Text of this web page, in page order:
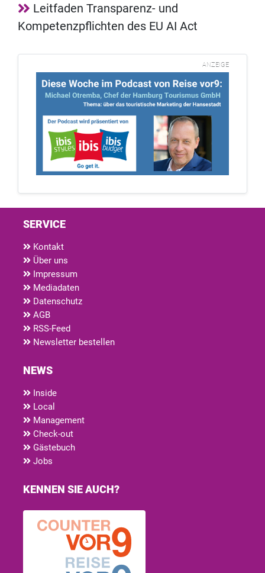
Leitfaden Transparenz- und
Kompetenzpflichten des EU AI Act
ANZEIGE
SERVICE
Kontakt
Über uns
Impressum
Mediadaten
Datenschutz
AGB
RSS-Feed
Newsletter bestellen
NEWS
Inside
Local
Management
Check-out
Gästebuch
Jobs
KENNEN SIE AUCH?